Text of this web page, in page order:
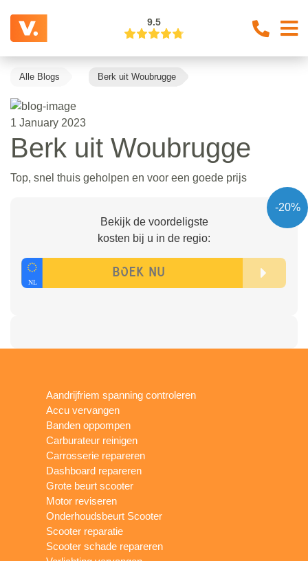
9.5
Alle Blogs Berk uit Woubrugge
1 January 2023
Berk uit Woubrugge
Top, snel thuis geholpen en voor een goede prijs
-20%
Bekijk de voordeligste
kosten bij u in de regio:
Aandrijfriem spanning controleren
Accu vervangen
Banden oppompen
Carburateur reinigen
Carrosserie repareren
Dashboard repareren
Grote beurt scooter
Motor reviseren
Onderhoudsbeurt Scooter
Scooter reparatie
Scooter schade repareren